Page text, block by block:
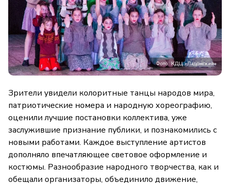
Фото: КДЦ «Ладожский»
Зрители увидели колоритные танцы народов мира,
патриотические номера и народную хореографию,
оценили лучшие постановки коллектива, уже
заслужившие признание публики, и познакомились с
новыми работами. Каждое выступление артистов
дополняло впечатляющее световое оформление и
костюмы. Разнообразие народного творчества, как и
обещали организаторы, объединило движение,